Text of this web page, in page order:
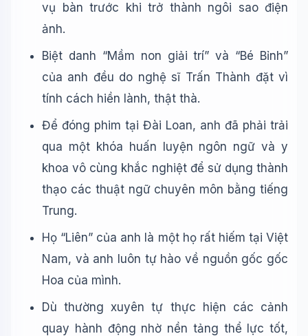
vụ bàn trước khi trở thành ngôi sao điện
ảnh.
Biệt danh “Mầm non giải trí” và “Bé Bỉnh”
của anh đều do nghệ sĩ Trấn Thành đặt vì
tính cách hiền lành, thật thà.
Để đóng phim tại Đài Loan, anh đã phải trải
qua một khóa huấn luyện ngôn ngữ và y
khoa vô cùng khắc nghiệt để sử dụng thành
thạo các thuật ngữ chuyên môn bằng tiếng
Trung.
Họ “Liên” của anh là một họ rất hiếm tại Việt
Nam, và anh luôn tự hào về nguồn gốc gốc
Hoa của mình.
Dù thường xuyên tự thực hiện các cảnh
quay hành động nhờ nền tảng thể lực tốt,